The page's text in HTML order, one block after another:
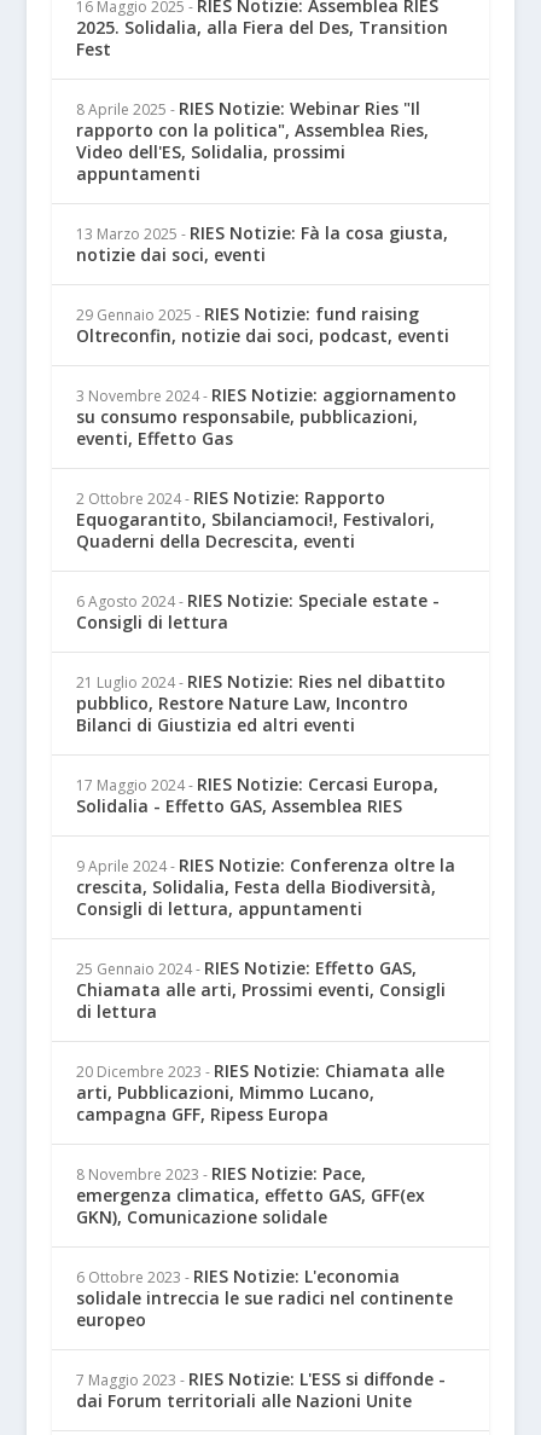
16 Maggio 2025 - RIES Notizie: Assemblea RIES
2025. Solidalia, alla Fiera del Des, Transition
Fest
8 Aprile 2025 - RIES Notizie: Webinar Ries "Il
rapporto con la politica", Assemblea Ries,
Video dell'ES, Solidalia, prossimi
appuntamenti
13 Marzo 2025 - RIES Notizie: Fà la cosa giusta,
notizie dai soci, eventi
29 Gennaio 2025 - RIES Notizie: fund raising
Oltreconfin, notizie dai soci, podcast, eventi
3 Novembre 2024 - RIES Notizie: aggiornamento
su consumo responsabile, pubblicazioni,
eventi, Effetto Gas
2 Ottobre 2024 - RIES Notizie: Rapporto
Equogarantito, Sbilanciamoci!, Festivalori,
Quaderni della Decrescita, eventi
6 Agosto 2024 - RIES Notizie: Speciale estate -
Consigli di lettura
21 Luglio 2024 - RIES Notizie: Ries nel dibattito
pubblico, Restore Nature Law, Incontro
Bilanci di Giustizia ed altri eventi
17 Maggio 2024 - RIES Notizie: Cercasi Europa,
Solidalia - Effetto GAS, Assemblea RIES
9 Aprile 2024 - RIES Notizie: Conferenza oltre la
crescita, Solidalia, Festa della Biodiversità,
Consigli di lettura, appuntamenti
25 Gennaio 2024 - RIES Notizie: Effetto GAS,
Chiamata alle arti, Prossimi eventi, Consigli
di lettura
20 Dicembre 2023 - RIES Notizie: Chiamata alle
arti, Pubblicazioni, Mimmo Lucano,
campagna GFF, Ripess Europa
8 Novembre 2023 - RIES Notizie: Pace,
emergenza climatica, effetto GAS, GFF(ex
GKN), Comunicazione solidale
6 Ottobre 2023 - RIES Notizie: L'economia
solidale intreccia le sue radici nel continente
europeo
7 Maggio 2023 - RIES Notizie: L'ESS si diffonde -
dai Forum territoriali alle Nazioni Unite